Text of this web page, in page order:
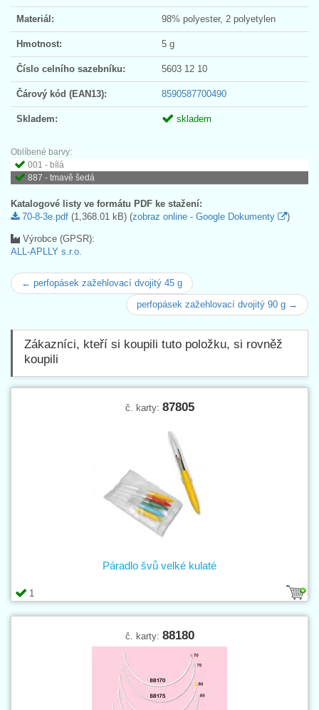
Materiál: 98% polyester, 2 polyetylen
Hmotnost: 5 g
Číslo celního sazebníku: 5603 12 10
Čárový kód (EAN13): 8590587700490
Skladem: skladem
Oblíbené barvy:
001 - bílá
887 - tmavě šedá
Katalogové listy ve formátu PDF ke stažení:
70-8-3e.pdf (1,368.01 kB) (zobraz online - Google Dokumenty )
Výrobce (GPSR):
ALL-APLLY s.r.o.
← perfopásek zažehlovací dvojitý 45 g
perfopásek zažehlovací dvojitý 90 g →
Zákazníci, kteří si koupili tuto položku, si rovněž
koupili
č. karty: 87805
1
Páradlo švů velké kulaté
č. karty: 88180